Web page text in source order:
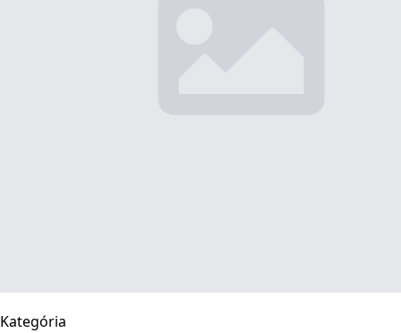
Kategória